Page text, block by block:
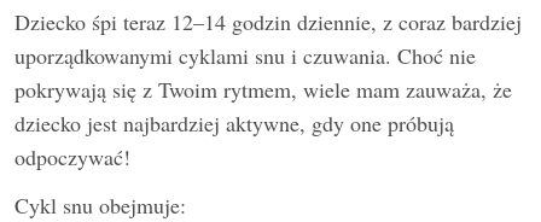
Dziecko śpi teraz 12–14 godzin dziennie, z coraz bardziej
uporządkowanymi cyklami snu i czuwania. Choć nie
pokrywają się z Twoim rytmem, wiele mam zauważa, że
dziecko jest najbardziej aktywne, gdy one próbują
odpoczywać!
Cykl snu obejmuje: